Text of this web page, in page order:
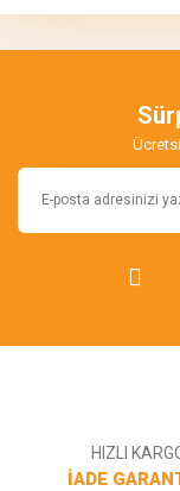
inkser resmi
Enes Furkan
kartus
kartusum tıkalıydı
inkser
Ürün bilgilerinde
Ürün fiyatı diğer
Bu ürüne benzer
HIZLI
İADE